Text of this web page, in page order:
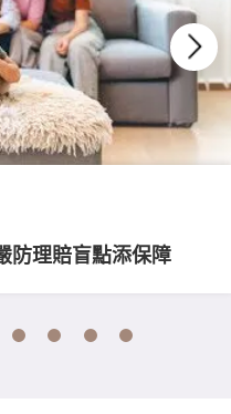
防理賠盲點添保障
6 7 8 9